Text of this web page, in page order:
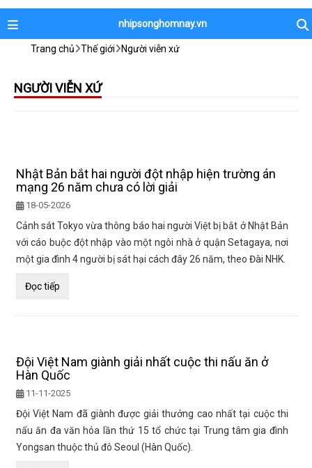
nhipsonghomnay.vn
Trang chủ Thế giới Người viễn xứ
NGƯỜI VIỄN XỨ
Nhật Bản bắt hai người đột nhập hiện trường án
mạng 26 năm chưa có lời giải
18-05-2026
Cảnh sát Tokyo vừa thông báo hai người Việt bị bắt ở Nhật Bản
với cáo buộc đột nhập vào một ngôi nhà ở quận Setagaya, nơi
một gia đình 4 người bị sát hại cách đây 26 năm, theo Đài NHK.
Đọc tiếp
Đội Việt Nam giành giải nhất cuộc thi nấu ăn ở
Hàn Quốc
11-11-2025
Đội Việt Nam đã giành được giải thưởng cao nhất tại cuộc thi
nấu ăn đa văn hóa lần thứ 15 tổ chức tại Trung tâm gia đình
Yongsan thuộc thủ đô Seoul (Hàn Quốc).